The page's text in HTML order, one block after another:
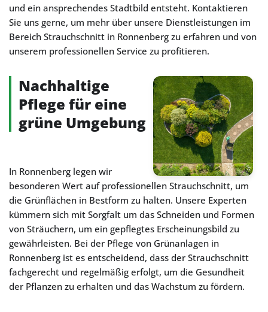
und ein ansprechendes Stadtbild entsteht. Kontaktieren
Sie uns gerne, um mehr über unsere Dienstleistungen im
Bereich Strauchschnitt in Ronnenberg zu erfahren und von
unserem professionellen Service zu profitieren.
Nachhaltige
Pflege für eine
grüne Umgebung
In Ronnenberg legen wir
besonderen Wert auf professionellen Strauchschnitt, um
die Grünflächen in Bestform zu halten. Unsere Experten
kümmern sich mit Sorgfalt um das Schneiden und Formen
von Sträuchern, um ein gepflegtes Erscheinungsbild zu
gewährleisten. Bei der Pflege von Grünanlagen in
Ronnenberg ist es entscheidend, dass der Strauchschnitt
fachgerecht und regelmäßig erfolgt, um die Gesundheit
der Pflanzen zu erhalten und das Wachstum zu fördern.